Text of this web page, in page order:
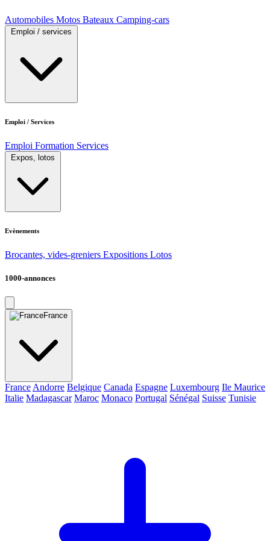
Automobiles Motos Bateaux Camping-cars
Emploi / services
Emploi / Services
Emploi Formation Services
Expos, lotos
Evènements
Brocantes, vides-greniers Expositions Lotos
1000-annonces
France
France Andorre Belgique Canada Espagne Luxembourg Ile Maurice
Italie Madagascar Maroc Monaco Portugal Sénégal Suisse Tunisie